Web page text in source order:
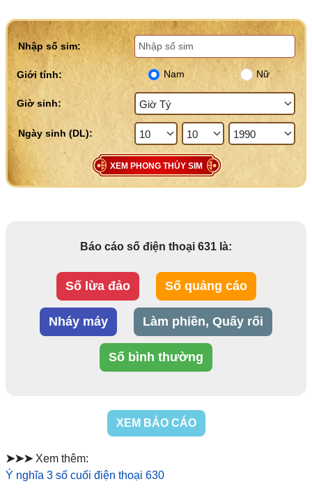
Nhập số sim:
Giới tính: Nam Nữ
Giờ sinh:
XEM PHONG THỦY SIM
Báo cáo số điện thoại 631 là:
Số lừa đảo Số quảng cáo
Nháy máy Làm phiền, Quấy rối
Số bình thường
XEM BÁO CÁO
➤➤➤ Xem thêm:
Ý nghĩa 3 số cuối điện thoại 630